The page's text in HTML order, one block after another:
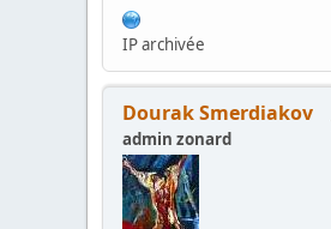
IP archivée
Dourak Smerdiakov
admin zonard